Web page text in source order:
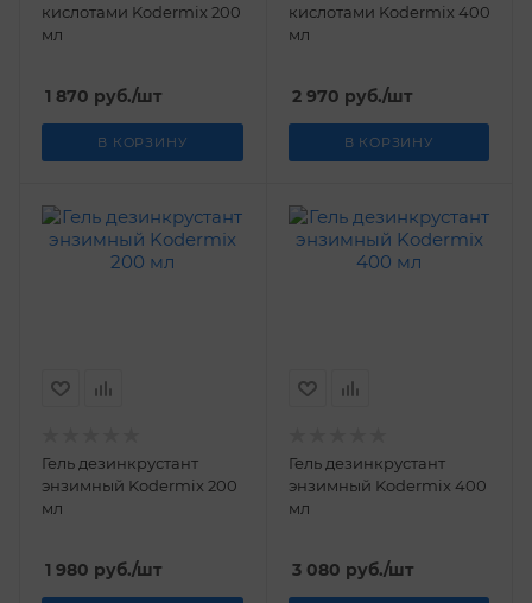
кислотами Kodermix 200
мл
1 870 руб./шт
В КОРЗИНУ
кислотами Kodermix 400
мл
2 970 руб./шт
В КОРЗИНУ
Гель дезинкрустант
энзимный Kodermix 200
мл
1 980 руб./шт
Гель дезинкрустант
энзимный Kodermix 400
мл
3 080 руб./шт